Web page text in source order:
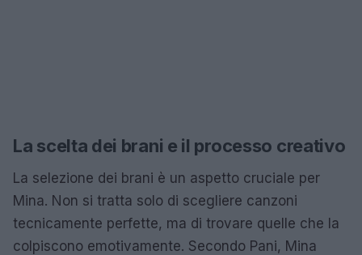
La scelta dei brani e il processo creativo
La selezione dei brani è un aspetto cruciale per
Mina. Non si tratta solo di scegliere canzoni
tecnicamente perfette, ma di trovare quelle che la
colpiscono emotivamente. Secondo Pani, Mina